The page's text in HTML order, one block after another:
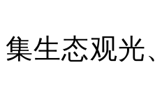
集生态观光